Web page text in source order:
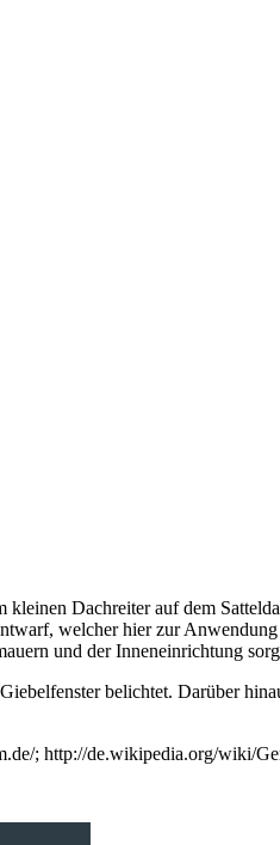
kleinen Dachreiter auf dem
welcher hier zur
und der Inneneinrichtung
belichtet. Darüber
; http://de.wikipedia.org/wiki/